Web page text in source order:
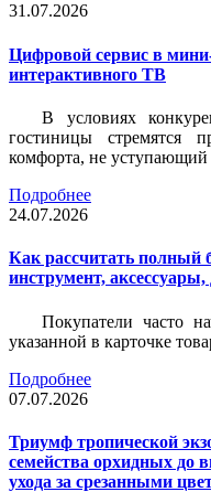
31.07.2026
Цифровой сервис в
интерактивного ТВ
В условиях
гостиницы стремятся
комфорта, не уступающий
Подробнее
24.07.2026
Как рассчитать полный
инструмент, аксессуары,
Покупатели часто
указанной в карточке
Подробнее
07.07.2026
Триумф тропической
семейства орхидных до
ухода за срезанными